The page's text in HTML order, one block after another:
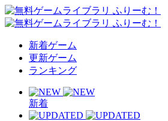
新着ゲーム
更新ゲーム
ランキング
新着